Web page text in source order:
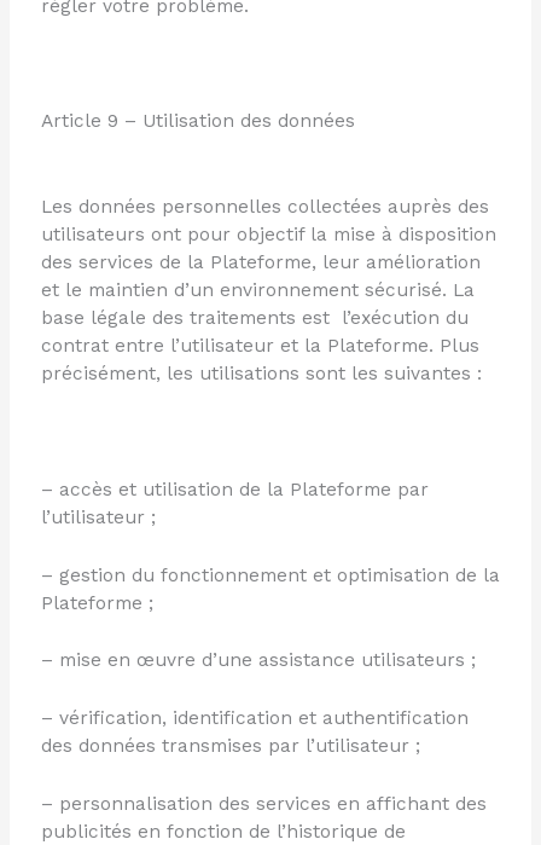
régler votre problème.
Article 9 – Utilisation des données
Les données personnelles collectées auprès des
utilisateurs ont pour objectif la mise à disposition
des services de la Plateforme, leur amélioration
et le maintien d’un environnement sécurisé. La
base légale des traitements est l’exécution du
contrat entre l’utilisateur et la Plateforme. Plus
précisément, les utilisations sont les suivantes :
– accès et utilisation de la Plateforme par
l’utilisateur ;
– gestion du fonctionnement et optimisation de la
Plateforme ;
– mise en œuvre d’une assistance utilisateurs ;
– vérification, identification et authentification
des données transmises par l’utilisateur ;
– personnalisation des services en affichant des
publicités en fonction de l’historique de